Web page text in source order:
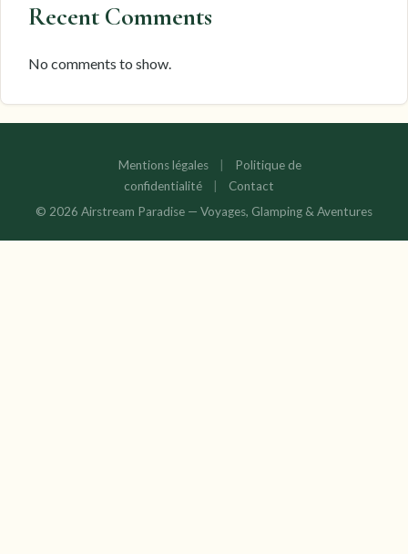
Recent Comments
No comments to show.
Mentions légales
Politique de
confidentialité
Contact
© 2026 Airstream Paradise — Voyages, Glamping & Aventures